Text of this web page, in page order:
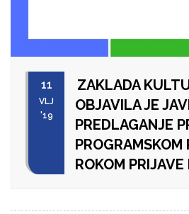
11
VLJ
'19
ZAKLADA
OBJAVILA JE
PREDLAGANJE
ROKOM